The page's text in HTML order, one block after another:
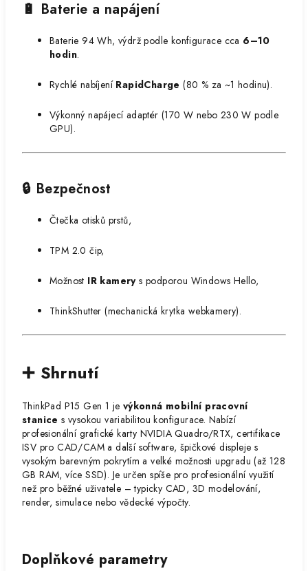
🔋 Baterie a napájení
Baterie 94 Wh, výdrž podle konfigurace cca 6–10
hodin.
Rychlé nabíjení RapidCharge (80 % za ~1 hodinu).
Výkonný napájecí adaptér (170 W nebo 230 W podle
GPU).
🔒 Bezpečnost
Čtečka otisků prstů,
TPM 2.0 čip,
Možnost IR kamerys podporou Windows Hello,
ThinkShutter (mechanická krytka webkamery).
➕ Shrnutí
ThinkPad P15 Gen 1 je výkonná mobilní pracovní
stanice s vysokou variabilitou konfigurace. Nabízí
profesionální grafické karty NVIDIA Quadro/RTX, certifikace
ISV pro CAD/CAM a další software, špičkové displeje s
vysokým barevným pokrytím a velké možnosti upgradu (až 128
GB RAM, více SSD). Je určen spíše pro profesionální využití
než pro běžné uživatele – typicky CAD, 3D modelování,
render, simulace nebo vědecké výpočty.
Doplňkové parametry